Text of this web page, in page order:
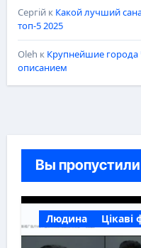
Сергійк Какой лучший
топ-5 2025
Oleh к Крупнейшие города
описанием
Вы пропустили
Людина Цікаві